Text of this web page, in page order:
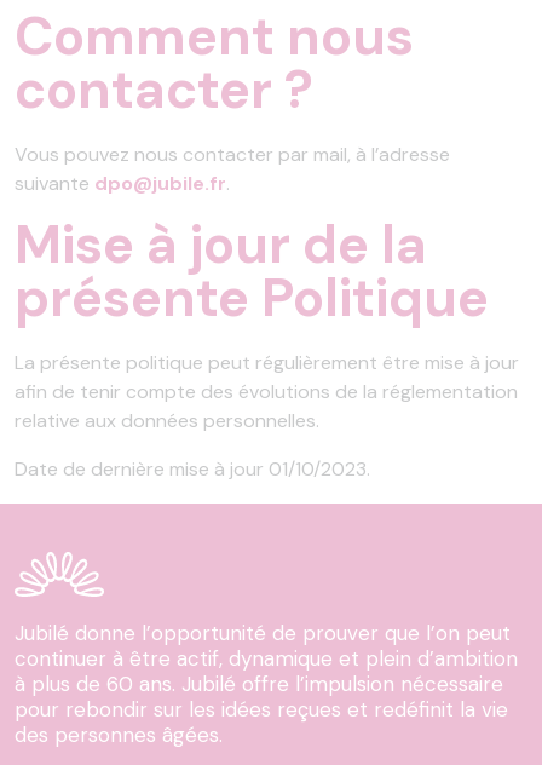
Comment nous
contacter ?
Vous pouvez nous contacter par mail, à l’adresse
suivante dpo@jubile.fr.
Mise à jour de la
présente Politique
La présente politique peut régulièrement être mise à jour
afin de tenir compte des évolutions de la réglementation
relative aux données personnelles.
Date de dernière mise à jour 01/10/2023.
Jubilé donne l’opportunité de prouver que l’on peut
continuer à être actif, dynamique et plein d’ambition
à plus de 60 ans. Jubilé offre l’impulsion nécessaire
pour rebondir sur les idées reçues et redéfinit la vie
des personnes âgées.